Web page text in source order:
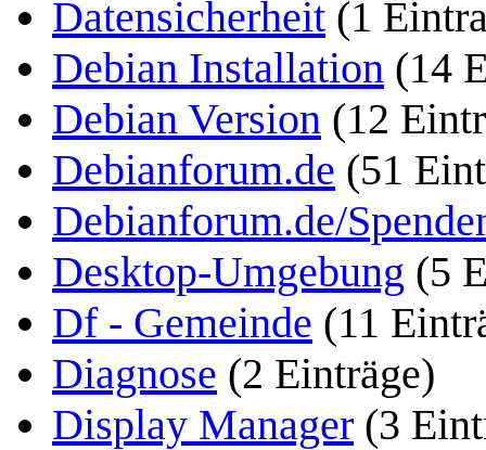
Datensicherheit (1
Debian Installation (14
Debian Version (12
Debianforum.de (51
Debianforum.de/
Desktop-Umgebung (5
Df - Gemeinde (11
Diagnose (2 Einträge)
Display Manager (3